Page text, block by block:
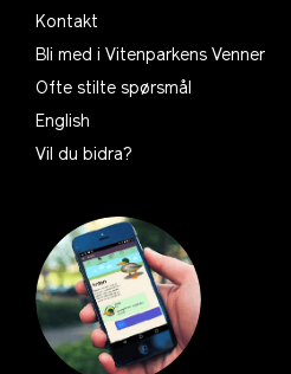
Kontakt
Bli med i Vitenparkens Venner
Ofte stilte spørsmål
English
Vil du bidra?